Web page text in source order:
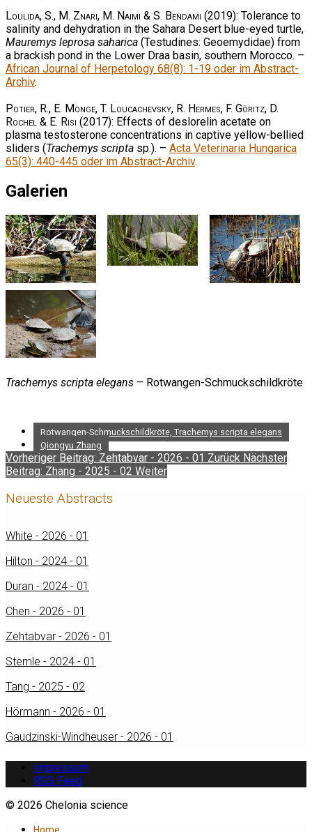
Loulida, S., M. Znari, M. Naimi & S. Bendami (2019): Tolerance to
salinity and dehydration in the Sahara Desert blue-eyed turtle,
Mauremys leprosa saharica (Testudines: Geoemydidae) from
a brackish pond in the Lower Draa basin, southern Morocco. –
African Journal of Herpetology 68(8): 1-19 oder im Abstract-
Archiv.
Potier, R., E. Monge, T. Loucachevsky, R. Hermes, F. Göritz, D.
Rochel & E. Risi (2017): Effects of deslorelin acetate on
plasma testosterone concentrations in captive yellow-bellied
sliders (Trachemys scripta sp.). – Acta Veterinaria Hungarica
65(3): 440-445 oder im Abstract-Archiv.
Galerien
Trachemys scripta elegans – Rotwangen-Schmuckschildkröte
Rotwangen-Schmuckschildkröte, Trachemys scripta elegans
Qiongyu Zhang
Vorheriger Beitrag: Zehtabvar - 2026 - 01 Zurück Nächster
Beitrag: Zhang - 2025 - 02 Weiter
Neueste Abstracts
White - 2026 - 01
Hilton - 2024 - 01
Duran - 2024 - 01
Chen - 2026 - 01
Zehtabvar - 2026 - 01
Stemle - 2024 - 01
Tang - 2025 - 02
Hörmann - 2026 - 01
Gaudzinski-Windheuser - 2026 - 01
Impressum
RSS Feed
© 2026 Chelonia science
Home